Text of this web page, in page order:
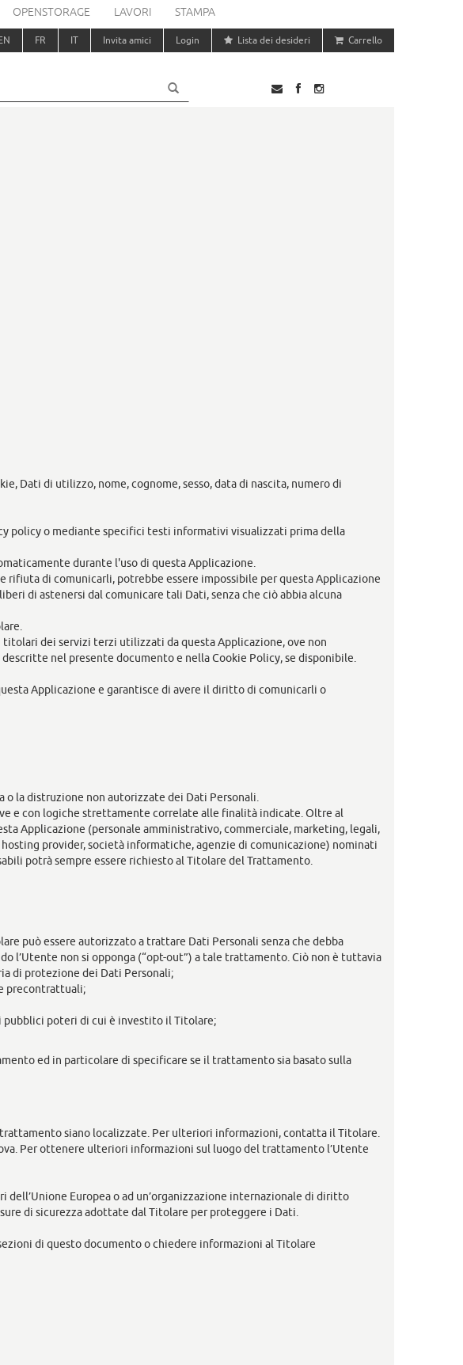
OPENSTORAGE LAVORI STAMPA
FR IT Invita amici Login Lista dei desideri Carrello
Dati di utilizzo, nome, cognome, sesso, data di nascita, numero di
policy o mediante specifici testi informativi visualizzati prima della
durante l'uso di questa Applicazione.
di comunicarli, potrebbe essere impossibile per questa Applicazione
di astenersi dal comunicare tali Dati, senza che ciò abbia alcuna
dei servizi terzi utilizzati da questa Applicazione, ove non
nel presente documento e nella Cookie Policy, se disponibile.
Applicazione e garantisce di avere il diritto di comunicarli o
la distruzione non autorizzate dei Dati Personali.
e con logiche strettamente correlate alle finalità indicate. Oltre al
Applicazione (personale amministrativo, commerciale, marketing, legali,
provider, società informatiche, agenzie di comunicazione) nominati
potrà sempre essere richiesto al Titolare del Trattamento.
può essere autorizzato a trattare Dati Personali senza che debba
l’Utente non si opponga (“opt-out”) a tale trattamento. Ciò non è tuttavia
di protezione dei Dati Personali;
precontrattuali;
pubblici poteri di cui è investito il Titolare;
ed in particolare di specificare se il trattamento sia basato sulla
siano localizzate. Per ulteriori informazioni, contatta il Titolare.
Per ottenere ulteriori informazioni sul luogo del trattamento l’Utente
Europea o ad un’organizzazione internazionale di diritto
di sicurezza adottate dal Titolare per proteggere i Dati.
di questo documento o chiedere informazioni al Titolare